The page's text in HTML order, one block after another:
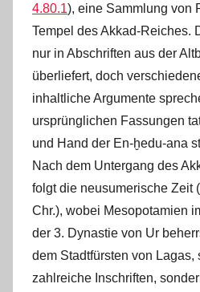
4.80.1), eine Sammlung von
Tempel des Akkad-Reiches.
nur in Abschriften aus der
überliefert, doch
inhaltliche Argumente
ursprünglichen Fassungen
und Hand der En-ḫedu-ana
Nach dem Untergang des
folgt die neusumerische Zeit
Chr.), wobei Mesopotamien
der 3. Dynastie von Ur
dem Stadtfürsten von Lagas,
zahlreiche Inschriften,